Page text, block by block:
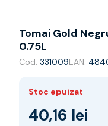
Franta
Spania
Africa de Sud
Germania
Noua Zeelanda
Tomai Gold
0.75L
Cod: 331009EAN:
Stoc epuizat
40,16 lei